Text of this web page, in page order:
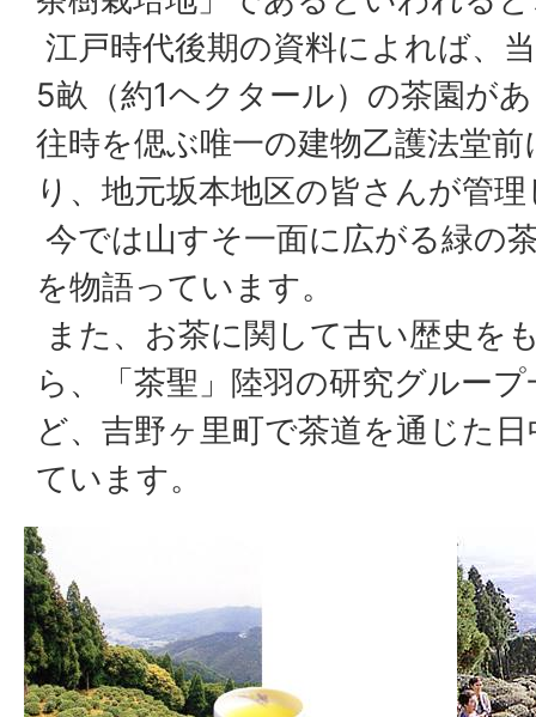
江戸時代後期の資料によれば、
5畝（約1ヘクタール）の茶園が
往時を偲ぶ唯一の建物乙護法堂
り、地元坂本地区の皆さんが管
今では山すそ一面に広がる緑の
を物語っています。
また、お茶に関して古い歴史を
ら、「茶聖」陸羽の研究グルー
ど、吉野ヶ里町で茶道を通じた
ています。